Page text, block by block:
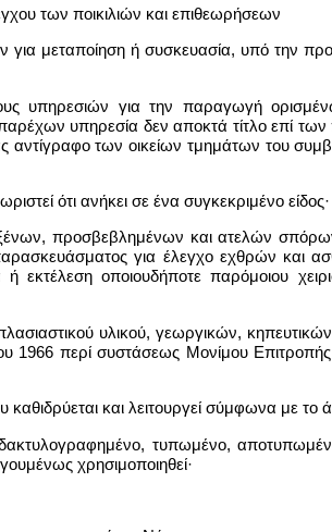
των ποικιλιών και επιθεωρήσεων
μεταποίηση ή συσκευασία, υπό την
υπηρεσιών για την παραγωγή
υπηρεσία δεν αποκτά τίτλο επί
των οικείων τμημάτων του
ότι ανήκει σε ένα συγκεκριμένο είδος·
προσβεβλημένων και ατελών
για έλεγχο εχθρών και
εκτέλεση οποιουδήποτε παρόμοιου
υλικού, γεωργικών,
1966 περί συστάσεως Μονίμου
και λειτουργεί σύμφωνα με το
δακτυλογραφημένο, τυπωμένο,
χρησιμοποιηθεί·